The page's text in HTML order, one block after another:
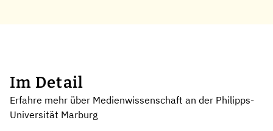
Im Detail
Erfahre mehr über Medienwissenschaft an der Philipps-
Universität Marburg